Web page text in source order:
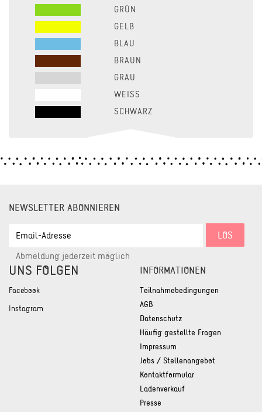
GRÜN
GELB
BLAU
BRAUN
GRAU
WEISS
SCHWARZ
NEWSLETTER ABONNIEREN
ADRESSE
LOS
Abmeldung jederzeit möglich
UNS FOLGEN
Facebook
Instagram
INFORMATIONEN
Teilnahmebedingungen
AGB
Datenschutz
Häufig gestellte Fragen
Impressum
Jobs / Stellenangebot
Kontaktformular
Ladenverkauf
Presse